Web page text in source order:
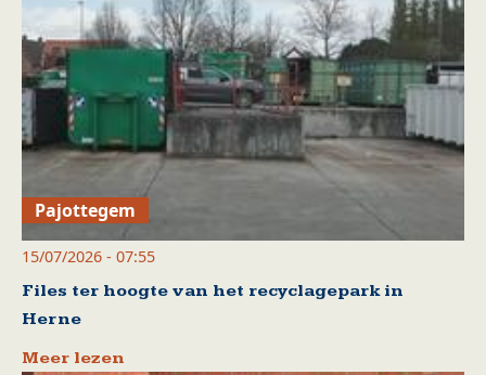
Pajottegem
15/07/2026 - 07:55
Files ter hoogte van het recyclagepark in
Herne
Meer lezen